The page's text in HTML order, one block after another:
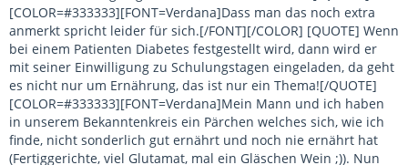
[COLOR=#333333][FONT=Verdana]Dass man das noch extra
anmerkt spricht leider für sich.[/FONT][/COLOR] [QUOTE] Wenn
bei einem Patienten Diabetes festgestellt wird, dann wird er
mit seiner Einwilligung zu Schulungstagen eingeladen, da geht
es nicht nur um Ernährung, das ist nur ein Thema![/QUOTE]
[COLOR=#333333][FONT=Verdana]Mein Mann und ich haben
in unserem Bekanntenkreis ein Pärchen welches sich, wie ich
finde, nicht sonderlich gut ernährt und noch nie ernährt hat
(Fertiggerichte, viel Glutamat, mal ein Gläschen Wein ;)). Nun